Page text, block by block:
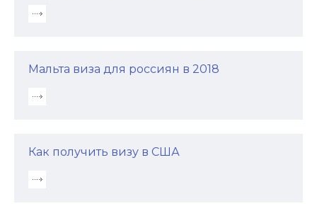
Мальта виза для россиян в 2018
Как получить визу в США